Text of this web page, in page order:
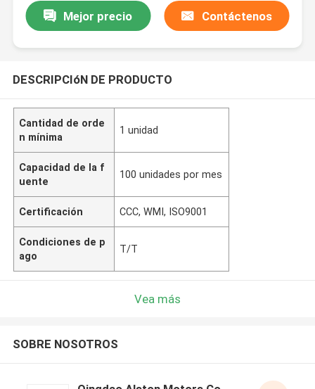
Mejor precio Contáctenos
DESCRIPCIóN DE PRODUCTO
Cantidad de orde
n mínima
1 unidad
Capacidad de la f
uente
100 unidades por mes
Certificación CCC, WMI, ISO9001
Condiciones de p
ago
T/T
Vea más
SOBRE NOSOTROS